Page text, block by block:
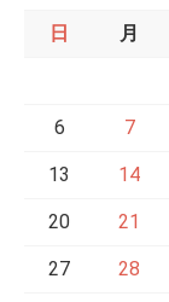
日 月
6 7
13 14
20 21
27 28